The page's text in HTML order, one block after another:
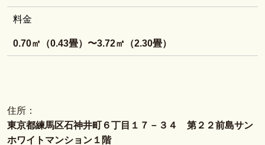
料金
0.70㎡（0.43畳）〜3.72㎡（2.30畳）
住所：
東京都練馬区石神井町６丁目１７－３４ 第２２前島サン
ホワイトマンション１階